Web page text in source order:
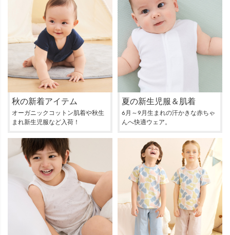
秋の新着アイテム
オーガニックコットン肌着や秋生
まれ新生児服など入荷！
夏の新生児服＆肌着
6月～9月生まれの汗かきな赤ちゃ
んへ快適ウェア。